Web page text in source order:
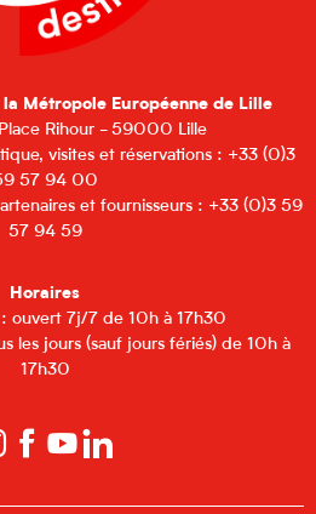
Métropole Européenne de Lille
Rihour - 59000 Lille
visites et réservations : +33 (0)3
57 94 00
et fournisseurs : +33 (0)3 59
57 94 59
Horaires
ouvert 7j/7 de 10h à 17h30
les jours (sauf jours fériés) de 10h à
17h30